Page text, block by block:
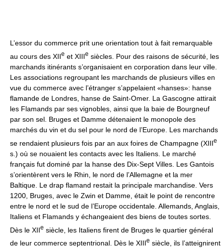
L’essor du commerce prit une orientation tout à fait remarquable
au cours des XIIe et XIIIe siècles. Pour des raisons de sécurité, les
marchands itinérants s’organisaient en corporation dans leur ville.
Les associations regroupant les marchands de plusieurs villes en
vue du commerce avec l’étranger s’appelaient «hanses»: hanse
flamande de Londres, hanse de Saint-Omer. La Gascogne attirait
les Flamands par ses vignobles, ainsi que la baie de Bourgneuf
par son sel. Bruges et Damme détenaient le monopole des
marchés du vin et du sel pour le nord de l’Europe. Les marchands
se rendaient plusieurs fois par an aux foires de Champagne (XIIIe
s.) où se nouaient les contacts avec les Italiens. Le marché
français fut dominé par la hanse des Dix-Sept Villes. Les Gantois
s’orientèrent vers le Rhin, le nord de l’Allemagne et la mer
Baltique. Le drap flamand restait la principale marchandise. Vers
1200, Bruges, avec le Zwin et Damme, était le point de rencontre
entre le nord et le sud de l’Europe occidentale. Allemands, Anglais,
Italiens et Flamands y échangeaient des biens de toutes sortes.
Dès le XIIe siècle, les Italiens firent de Bruges le quartier général
de leur commerce septentrional. Dès le XIIIe siècle, ils l’atteignirent